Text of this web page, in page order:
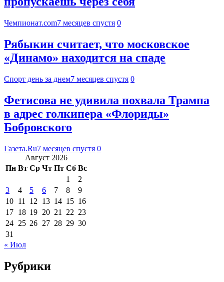
Чемпионат.com7 месяцев спустя 0
Рябыкин считает, что московское
«Динамо» находится на спаде
Спорт день за днем7 месяцев спустя 0
Фетисова не удивила похвала Трампа
в адрес голкипера «Флориды»
Бобровского
Газета.Ru7 месяцев спустя 0
Август 2026
Пн Вт Ср Чт Пт Сб Вс
1
2
3
4 5 6 7 8
9
10 11 12 13 14 15 16
17 18 19 20 21 22 23
24 25 26 27 28 29 30
31
« Июл
Рубрики